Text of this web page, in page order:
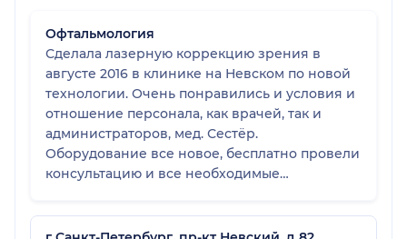
Офтальмология
Сделала лазерную коррекцию зрения в
августе 2016 в клинике на Невском по новой
технологии. Очень понравились и условия и
отношение персонала, как врачей, так и
администраторов, мед. Сестёр.
Оборудование все новое, бесплатно провели
консультацию и все необходимые
именно будет проходить операция, какие
гарантии, последствия и Тд После операции